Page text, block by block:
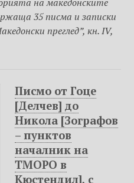
35 писма и записки
преглед”, кн. IV,
Писмо от Гоце
[Делчев] до
Никола [Зографов
– пунктов
началник на
ТМОРО в
Кюстендил], с